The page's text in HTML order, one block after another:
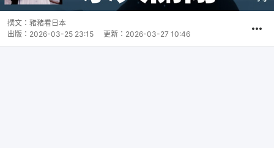
撰文： 豬豬看日本
出版： 2026-03-25 23:15 更新： 2026-03-27 10:46